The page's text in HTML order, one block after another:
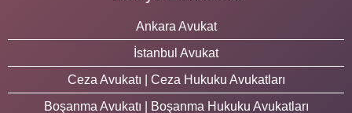
Ankara Avukat
İstanbul Avukat
Ceza Avukatı | Ceza Hukuku Avukatları
Boşanma Avukatı | Boşanma Hukuku Avukatları